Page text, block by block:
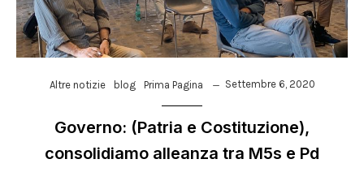
Altre notizie blog Prima Pagina Settembre 6, 2020
Governo: (Patria e Costituzione),
consolidiamo alleanza tra M5s e Pd